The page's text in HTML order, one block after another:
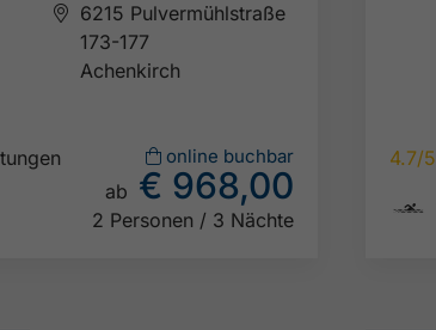
6215 Pulvermühlstraße
173-177
Achenkirch
online buchbar
ab € 968,00
2 Personen / 3 Nächte
4.7/5
🅐